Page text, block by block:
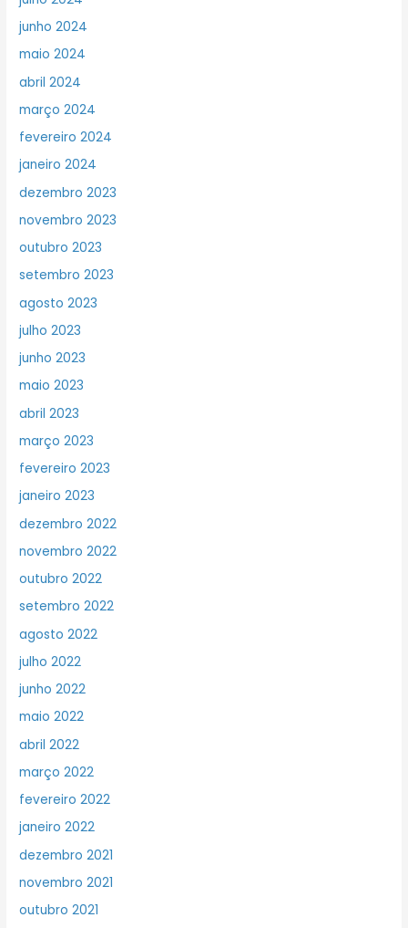
junho 2024
maio 2024
abril 2024
março 2024
fevereiro 2024
janeiro 2024
dezembro 2023
novembro 2023
outubro 2023
setembro 2023
agosto 2023
julho 2023
junho 2023
maio 2023
abril 2023
março 2023
fevereiro 2023
janeiro 2023
dezembro 2022
novembro 2022
outubro 2022
setembro 2022
agosto 2022
julho 2022
junho 2022
maio 2022
abril 2022
março 2022
fevereiro 2022
janeiro 2022
dezembro 2021
novembro 2021
outubro 2021